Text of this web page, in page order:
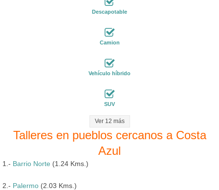
Descapotable
Camion
Vehículo híbrido
SUV
Ver 12 más
Talleres en pueblos cercanos a Costa
Azul
1.- Barrio Norte (1.24 Kms.)
2.- Palermo (2.03 Kms.)